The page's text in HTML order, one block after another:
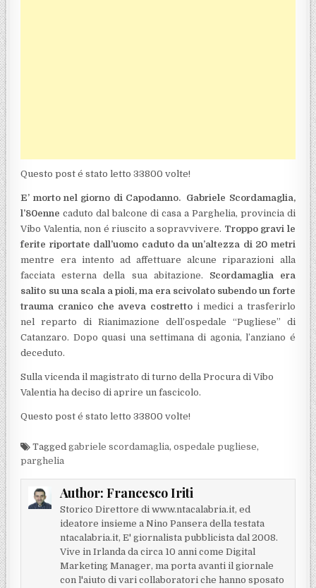
Questo post é stato letto 33800 volte!
E’ morto nel giorno di Capodanno. Gabriele Scordamaglia,
l’80enne caduto dal balcone di casa a Parghelia, provincia di
Vibo Valentia, non é riuscito a sopravvivere. Troppo gravi le
ferite riportate dall’uomo caduto da un’altezza di 20 metri
mentre era intento ad affettuare alcune riparazioni alla
facciata esterna della sua abitazione. Scordamaglia era
salito su una scala a pioli, ma era scivolato subendo un forte
trauma cranico che aveva costretto i medici a trasferirlo
nel reparto di Rianimazione dell’ospedale “Pugliese” di
Catanzaro. Dopo quasi una settimana di agonia, l’anziano é
deceduto.
Sulla vicenda il magistrato di turno della Procura di Vibo
Valentia ha deciso di aprire un fascicolo.
Questo post é stato letto 33800 volte!
Taggedgabriele scordamaglia,ospedale pugliese,
parghelia
Author: Francesco Iriti
Storico Direttore di www.ntacalabria.it, ed
ideatore insieme a Nino Pansera della testata
ntacalabria.it, E' giornalista pubblicista dal 2008.
Vive in Irlanda da circa 10 anni come Digital
Marketing Manager, ma porta avanti il giornale
con l'aiuto di vari collaboratori che hanno sposato